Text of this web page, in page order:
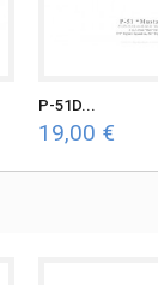
P-51D...
19,00 €